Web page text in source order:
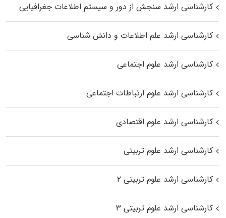
کارشناسی ارشد سنجش از دور و سیستم اطلاعات جغرافیایی
کارشناسی ارشد علم اطلاعات و دانش شناسی
کارشناسی ارشد علوم اجتماعی
کارشناسی ارشد علوم ارتباطات اجتماعی
کارشناسی ارشد علوم اقتصادی
کارشناسی ارشد علوم تربیتی
کارشناسی ارشد علوم تربیتی ۲
کارشناسی ارشد علوم تربیتی ۳